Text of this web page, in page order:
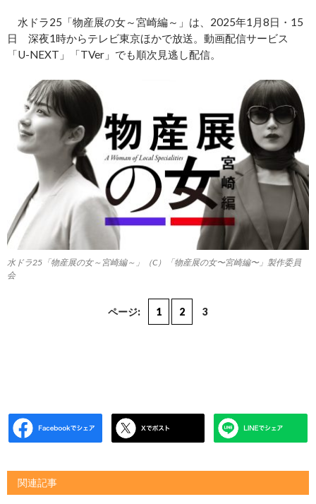
水ドラ25「物産展の女～宮崎編～」は、2025年1月8日・15
日 深夜1時からテレビ東京ほかで放送。動画配信サービス
「U-NEXT」「TVer」でも順次見逃し配信。
水ドラ25「物産展の女～宮崎編～」（C）「物産展の女〜宮崎編〜」製作委員
会
ページ: 1 2 3
関連記事